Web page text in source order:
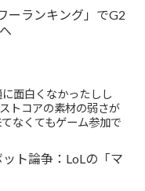
ーランキング」でG2
面白くなかったしし
トコアの素材の弱さが
なくてもゲーム参加で
ト論争：LoLの「マ